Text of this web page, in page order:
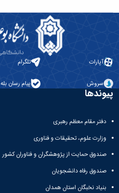
آپارات تلگرام
سروش پیام رسان بله
پیوندها
دفتر مقام معظم رهبری
وزارت علوم، تحقیقات و فناوری
صندوق حمایت از پژوهشگران و فناوران کشور
صندوق رفاه دانشجویان
بنیاد نخبگان استان همدان